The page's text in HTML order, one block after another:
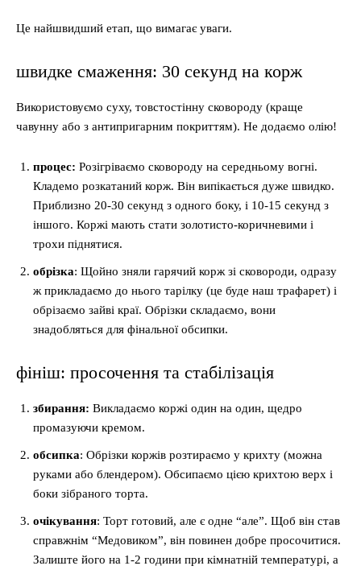
Це найшвидший етап, що вимагає уваги.
швидке смаження: 30 секунд на корж
Використовуємо суху, товстостінну сковороду (краще
чавунну або з антипригарним покриттям). Не додаємо олію!
процес: Розігріваємо сковороду на середньому вогні.
Кладемо розкатаний корж. Він випікається дуже швидко.
Приблизно 20-30 секунд з одного боку, і 10-15 секунд з
іншого. Коржі мають стати золотисто-коричневими і
трохи піднятися.
обрізка: Щойно зняли гарячий корж зі сковороди, одразу
ж прикладаємо до нього тарілку (це буде наш трафарет) і
обрізаємо зайві краї. Обрізки складаємо, вони
знадобляться для фінальної обсипки.
фініш: просочення та стабілізація
збирання: Викладаємо коржі один на один, щедро
промазуючи кремом.
обсипка: Обрізки коржів розтираємо у крихту (можна
руками або блендером). Обсипаємо цією крихтою верх і
боки зібраного торта.
очікування: Торт готовий, але є одне “але”. Щоб він став
справжнім “Медовиком”, він повинен добре просочитися.
Залиште його на 1-2 години при кімнатній температурі, а